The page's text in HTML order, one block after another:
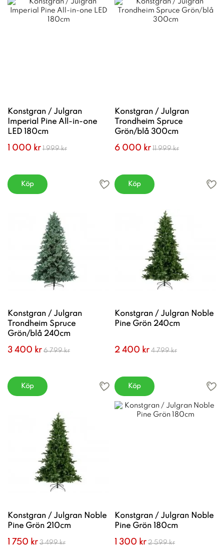
Konstgran / Julgran
Imperial Pine All-in-one
LED 180cm
1 000 kr 1 999 kr
Köp
Konstgran / Julgran
Trondheim Spruce
Grön/blå 300cm
6 000 kr 11 999 kr
Köp
Konstgran / Julgran
Trondheim Spruce
Grön/blå 240cm
3 400 kr 6 799 kr
Köp
Konstgran / Julgran Noble
Pine Grön 240cm
2 400 kr 4 799 kr
Köp
Konstgran / Julgran Noble
Pine Grön 210cm
1 750 kr 3 499 kr
Konstgran / Julgran Noble
Pine Grön 180cm
1 300 kr 2 599 kr